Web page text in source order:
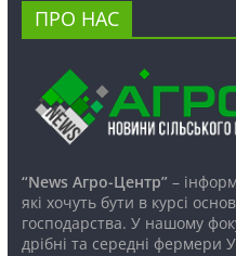
ПРО НАС
“News Агро-Центр”–
які хочуть бути в курсі
господарства. У нашому
дрібні та середні фермери